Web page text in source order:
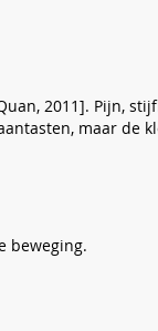
2011]. Pijn,
maar de
beweging.